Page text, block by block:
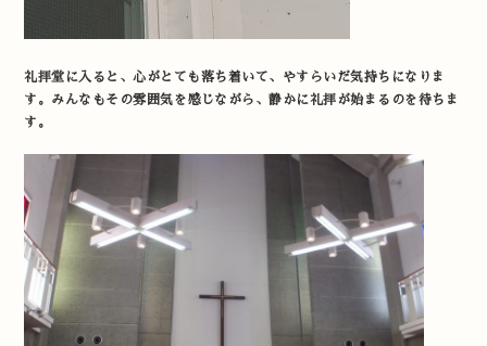
礼拝堂に入ると、心がとても落ち着いて、やすらいだ気持ちになりま
す。みんなもその雰囲気を感じながら、静かに礼拝が始まるのを待ちま
す。